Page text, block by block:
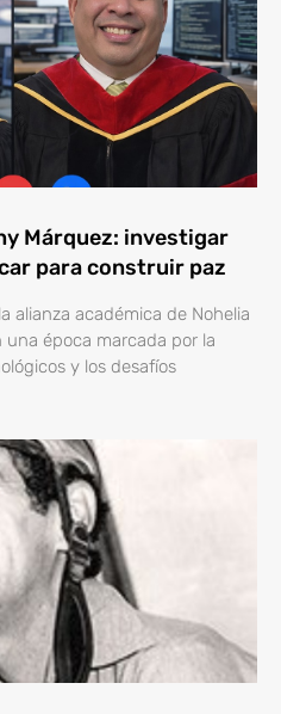
Márquez: investigar
para construir paz
alianza académica de Nohelia
época marcada por la
y los desafíos